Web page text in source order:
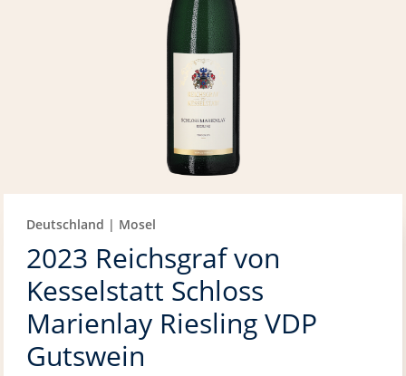
Deutschland | Mosel
2023 Reichsgraf von
Kesselstatt Schloss
Marienlay Riesling VDP
Gutswein